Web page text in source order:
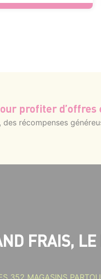
profiter d’offres
récompenses
FRAIS,
352 MAGASINS